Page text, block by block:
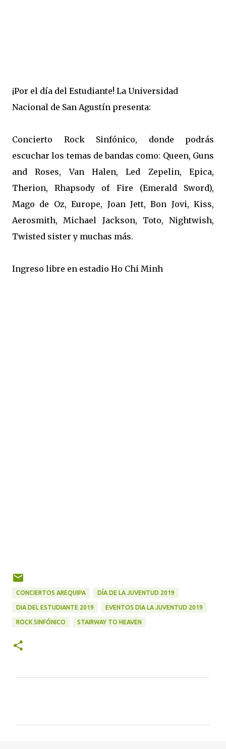
¡Por el día del Estudiante! La Universidad
Nacional de San Agustín presenta:
Concierto Rock Sinfónico, donde podrás
escuchar los temas de bandas como: Queen, Guns
and Roses, Van Halen, Led Zepelin, Epica,
Therion, Rhapsody of Fire (Emerald Sword),
Mago de Oz, Europe, Joan Jett, Bon Jovi, Kiss,
Aerosmith, Michael Jackson, Toto, Nightwish,
Twisted sister y muchas más.
Ingreso libre en estadio Ho Chi Minh
CONCIERTOS AREQUIPA DÍA DE LA JUVENTUD 2019
DIA DEL ESTUDIANTE 2019 EVENTOS DIA LA JUVENTUD 2019
ROCK SINFÓNICO STAIRWAY TO HEAVEN